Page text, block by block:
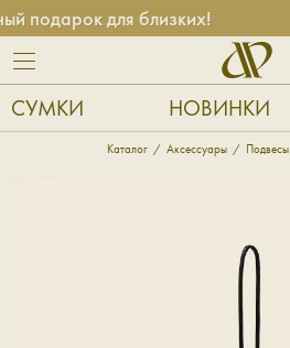
подарок для близких!
СУМКИ НОВИНКИ
Каталог Аксессуары Подвесы